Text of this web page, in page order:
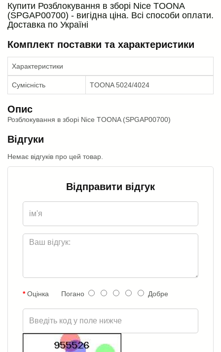
Купити Розблокування в зборі Nice TOONA
(SPGAP00700) - вигідна ціна. Всі способи оплати.
Доставка по Україні
Комплект поставки та характеристики
Характеристики
Сумісність TOONA 5024/4024
Опис
Розблокування в зборі Nice TOONA (SPGAP00700)
Відгуки
Немає відгуків про цей товар.
Відправити відгук
Оцінка Погано Добре